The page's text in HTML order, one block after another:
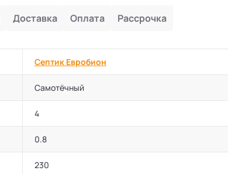
Доставка Оплата Рассрочка
Септик Евробион
Самотёчный
4
0.8
230